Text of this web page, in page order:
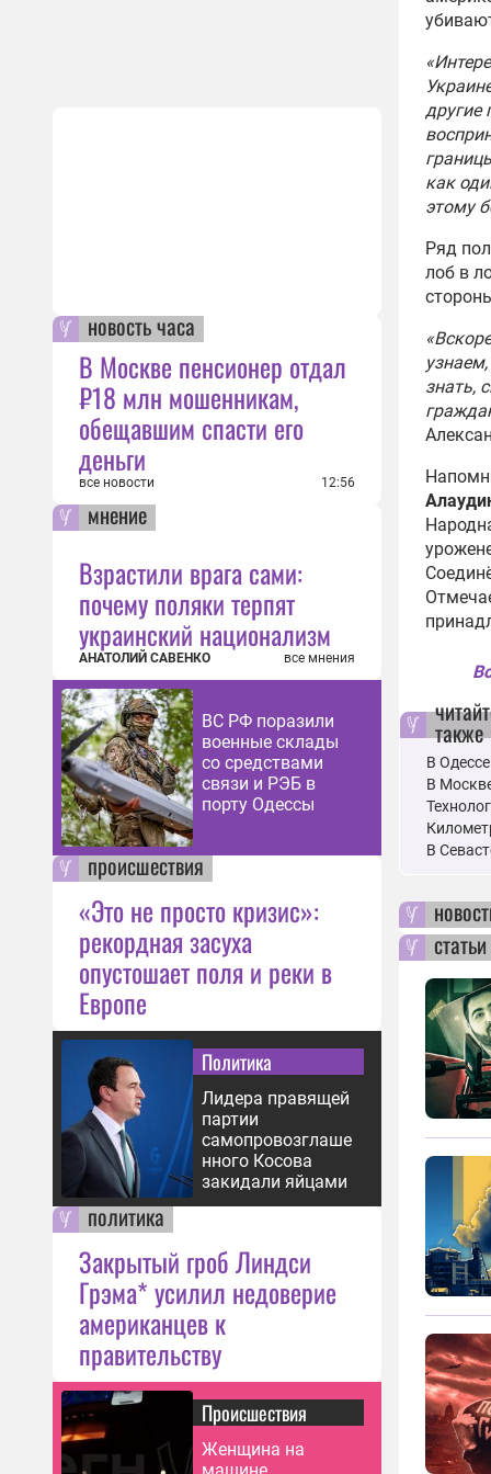
новость часа
В Москве пенсионер отдал
₽18 млн мошенникам,
обещавшим спасти его
деньги
все новости 12:56
мнение
Взрастили врага сами:
почему поляки терпят
украинский национализм
АНАТОЛИЙ САВЕНКО все мнения
ВС РФ поразили
военные склады
со средствами
связи и РЭБ в
порту Одессы
происшествия
«Это не просто кризис»:
рекордная засуха
опустошает поля и реки в
Европе
Политика
Лидера правящей
партии
самопровозглаше
нного Косова
закидали яйцами
политика
Закрытый гроб Линдси
Грэма* усилил недоверие
американцев к
правительству
Происшествия
Женщина на
ВС
07:42
06:05
ВС
05:17
ВС
05:15
ВС
05:14
15:12
12:04
другие
как
этому
Ряд
лоб в
знать,
также
В
В
В
статьи